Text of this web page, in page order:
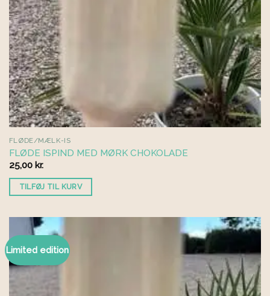
FLØDE/MÆLK-IS
FLØDE ISPIND MED MØRK CHOKOLADE
25,00 kr.
TILFØJ TIL KURV
Limited edition